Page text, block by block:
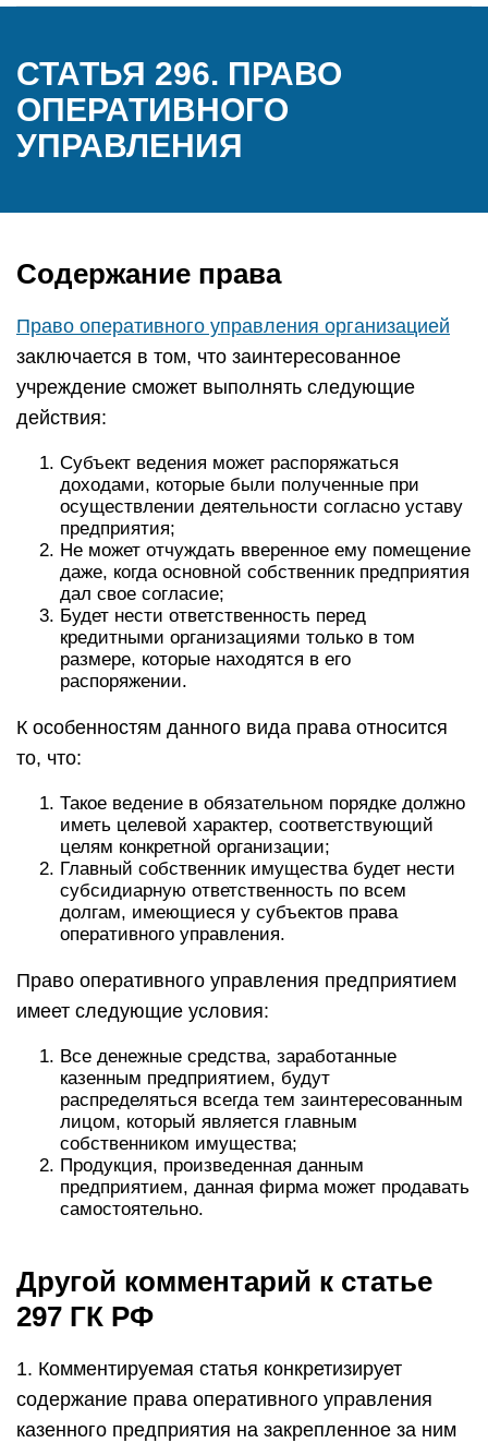
СТАТЬЯ 296. ПРАВО
ОПЕРАТИВНОГО
УПРАВЛЕНИЯ
Содержание права
Право оперативного управления организацией
заключается в том, что заинтересованное
учреждение сможет выполнять следующие
действия:
Субъект ведения может распоряжаться
доходами, которые были полученные при
осуществлении деятельности согласно уставу
предприятия;
Не может отчуждать вверенное ему помещение
даже, когда основной собственник предприятия
дал свое согласие;
Будет нести ответственность перед
кредитными организациями только в том
размере, которые находятся в его
распоряжении.
К особенностям данного вида права относится
то, что:
Такое ведение в обязательном порядке должно
иметь целевой характер, соответствующий
целям конкретной организации;
Главный собственник имущества будет нести
субсидиарную ответственность по всем
долгам, имеющиеся у субъектов права
оперативного управления.
Право оперативного управления предприятием
имеет следующие условия:
Все денежные средства, заработанные
казенным предприятием, будут
распределяться всегда тем заинтересованным
лицом, который является главным
собственником имущества;
Продукция, произведенная данным
предприятием, данная фирма может продавать
самостоятельно.
Другой комментарий к статье
297 ГК РФ
1. Комментируемая статья конкретизирует
содержание права оперативного управления
казенного предприятия на закрепленное за ним